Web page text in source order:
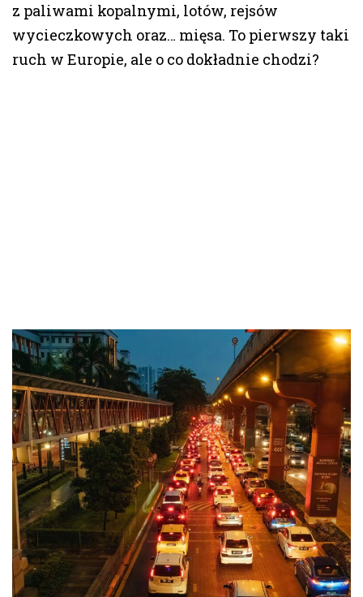
z paliwami kopalnymi, lotów, rejsów
wycieczkowych oraz… mięsa. To pierwszy taki
ruch w Europie, ale o co dokładnie chodzi?